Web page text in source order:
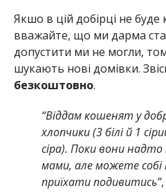
Якшо в цій добірці не
вважайте, що ми дарма
допустити ми не могли,
шукають нові домівки.
безкоштовно.
“Віддам кошенят у
хлопчики (3 білі й 1
сіра). Поки вони надто
мами, але можете
приїхати подивитись”